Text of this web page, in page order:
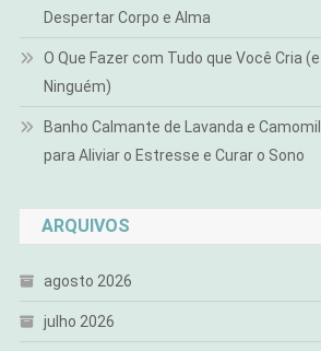
Despertar Corpo e Alma
O Que Fazer com Tudo que Você Cria
Ninguém)
Banho Calmante de Lavanda e
para Aliviar o Estresse e Curar o Sono
ARQUIVOS
agosto 2026
julho 2026